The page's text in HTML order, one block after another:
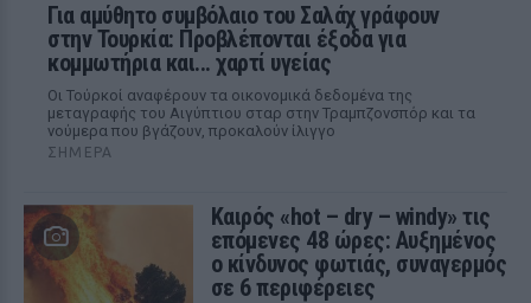
Για αμύθητο συμβόλαιο του Σαλάχ γράφουν
στην Τουρκία: Προβλέπονται έξοδα για
κομμωτήρια και... χαρτί υγείας
Οι Τούρκοί αναφέρουν τα οικονομικά δεδομένα της
μεταγραφής του Αιγύπτιου σταρ στην Τραμπζονσπόρ και τα
νούμερα που βγάζουν, προκαλούν ίλιγγο
ΣΉΜΕΡΑ
Καιρός «hot – dry – windy» τις
επόμενες 48 ώρες: Αυξημένος
ο κίνδυνος φωτιάς, συναγερμός
σε 6 περιφέρειες